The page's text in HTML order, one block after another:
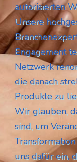
autorisierten
Unsere
Engagement
Netzwerk
die danach
Produkte zu
Wir glauben,
sind, um
uns dafür ein,